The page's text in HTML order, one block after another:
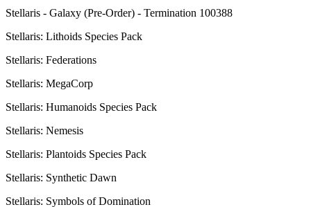
Stellaris - Galaxy (Pre-Order) - Termination 100388
Stellaris: Lithoids Species Pack
Stellaris: Federations
Stellaris: MegaCorp
Stellaris: Humanoids Species Pack
Stellaris: Nemesis
Stellaris: Plantoids Species Pack
Stellaris: Synthetic Dawn
Stellaris: Symbols of Domination